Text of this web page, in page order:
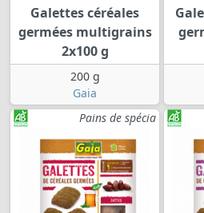
Galettes céréales
germées multigrains
2x100 g
200 g
Gaia
Pains de spécia